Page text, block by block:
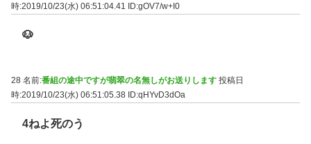
時:2019/10/23(水) 06:51:04.41 ID:gOV7/w+I0
🐶
28 名前:番組の途中ですが翡翠の名無しがお送りします 投稿日
時:2019/10/23(水) 06:51:05.38 ID:qHYvD3dOa
4ねよ死のう